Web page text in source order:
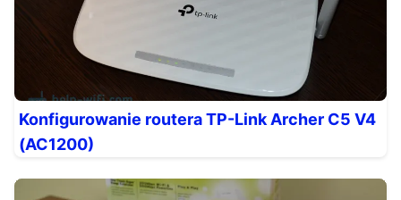
Konfigurowanie routera TP-Link Archer C5 V4
(AC1200)